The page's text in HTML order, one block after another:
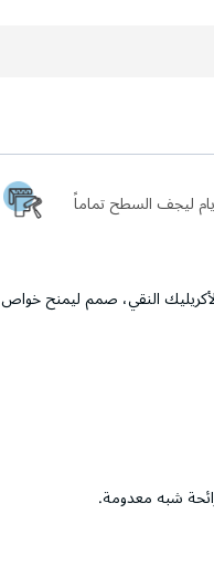
النقي، صمم ليمنح
شبه معدومة.